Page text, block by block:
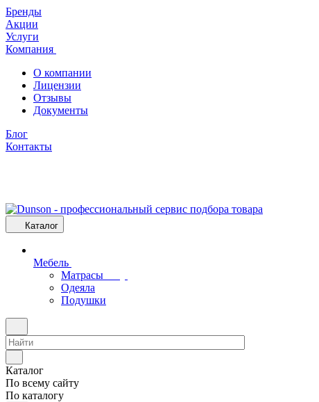
Бренды
Акции
Услуги
Компания
О компании
Лицензии
Отзывы
Документы
Блог
Контакты
Каталог
Мебель
Матрасы
Одеяла
Подушки
Каталог
По всему сайту
По каталогу